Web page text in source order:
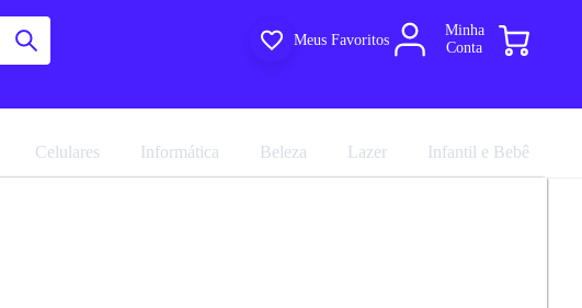
Meus Favoritos
Minha
Conta
Celulares Informática Beleza Lazer Infantil e Bebê